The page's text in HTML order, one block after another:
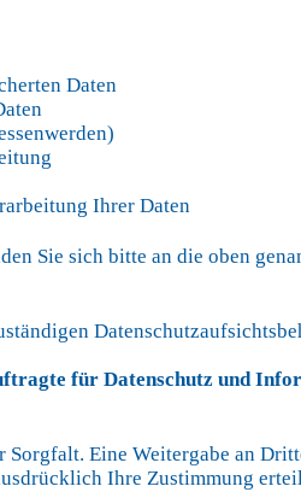
Daten
Ihrer Daten
Sie sich bitte an die oben
für Datenschutz und
Eine Weitergabe an
Ihre Zustimmung